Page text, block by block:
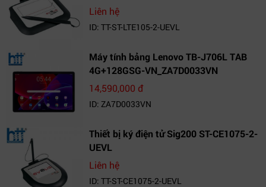
Liên hệ
ID: TT-ST-LTE105-2-UEVL
Máy tính bảng Lenovo TB-J706L TAB
4G+128GSG-VN_ZA7D0033VN
14,590,000 đ
ID: ZA7D0033VN
Thiết bị ký điện tử Sig200 ST-CE1075-2-
UEVL
Liên hệ
ID: TT-ST-CE1075-2-UEVL